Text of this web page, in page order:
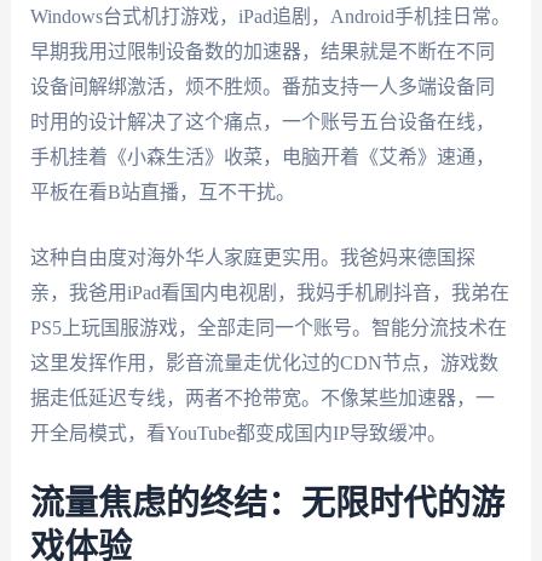
Windows台式机打游戏，iPad追剧，Android手机挂日常。
早期我用过限制设备数的加速器，结果就是不断在不同
设备间解绑激活，烦不胜烦。番茄支持一人多端设备同
时用的设计解决了这个痛点，一个账号五台设备在线，
手机挂着《小森生活》收菜，电脑开着《艾希》速通，
平板在看B站直播，互不干扰。
这种自由度对海外华人家庭更实用。我爸妈来德国探
亲，我爸用iPad看国内电视剧，我妈手机刷抖音，我弟在
PS5上玩国服游戏，全部走同一个账号。智能分流技术在
这里发挥作用，影音流量走优化过的CDN节点，游戏数
据走低延迟专线，两者不抢带宽。不像某些加速器，一
开全局模式，看YouTube都变成国内IP导致缓冲。
流量焦虑的终结：无限时代的游
戏体验